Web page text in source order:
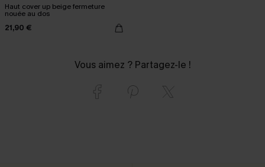
Haut cover up beige fermeture
nouée au dos
21,90 €
Vous aimez ? Partagez-le !